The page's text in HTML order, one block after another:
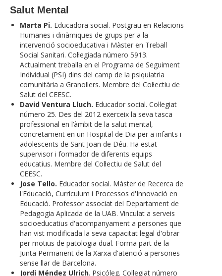
Salut Mental
Marta Pi. Educadora social. Postgrau en Relacions
Humanes i dinàmiques de grups per a la
intervenció socioeducativa i Màster en Treball
Social Sanitari. Col·legiada número 5913.
Actualment treballa en el Programa de Seguiment
Individual (PSI) dins del camp de la psiquiatria
comunitària a Granollers. Membre del Col·lectiu de
Salut del CEESC.
David Ventura Lluch. Educador social. Col·legiat
número 25. Des del 2012 exerceix la seva tasca
professional en l’àmbit de la salut mental,
concretament en un Hospital de Dia per a infants i
adolescents de Sant Joan de Déu. Ha estat
supervisor i formador de diferents equips
educatius. Membre del Col·lectiu de Salut del
CEESC.
Jose Tello. Educador social. Màster de Recerca de
l'Educació, Currículum i Processos d'Innovació en
Educació. Professor associat del Departament de
Pedagogia Aplicada de la UAB. Vinculat a serveis
socioeducatius d'acompanyament a persones que
han vist modificada la seva capacitat legal d'obrar
per motius de patologia dual. Forma part de la
Junta Permanent de la Xarxa d'atenció a persones
sense llar de Barcelona.
Jordi Méndez Ulrich. Psicóleg. Col·legiat número